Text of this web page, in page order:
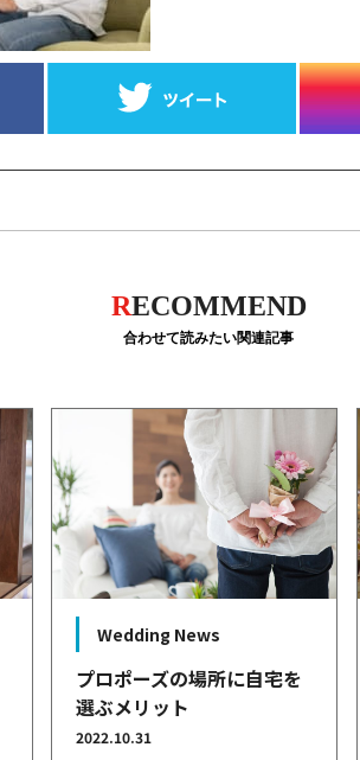
RECOMMEND
合わせて読みたい関連記事
Wedding News
プロポーズの場所に自宅を
選ぶメリット
2022.10.31